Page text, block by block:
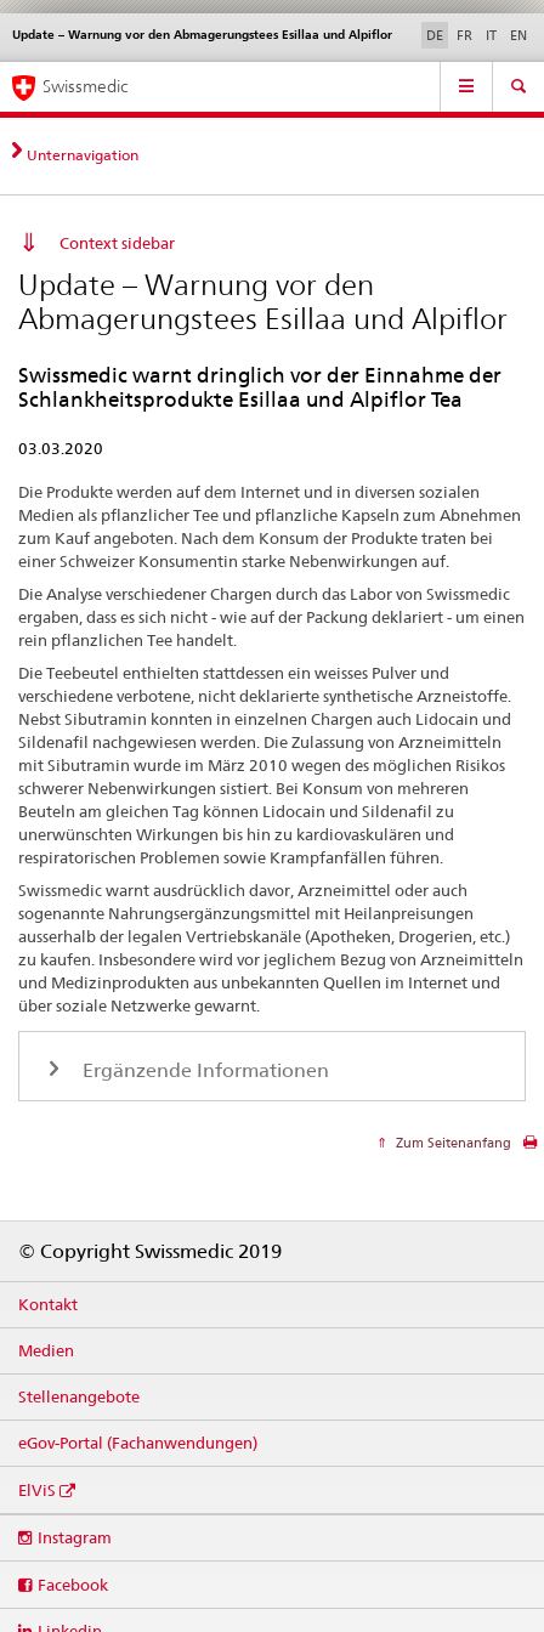
Direktnavigation
News,
Rechtsgrundlagen,
Kontakt
News & Updates Kontakt | Support & Hilfe
Update – Warnung vor den Abmagerungstees Esillaa und Alpiflor
Sprachwahl DE FR IT EN
Service
Hauptnavigation
Swissmedic
Unternavigation
Context sidebar
Update – Warnung vor den
Abmagerungstees Esillaa und Alpiflor
Swissmedic warnt dringlich vor der Einnahme der
Schlankheitsprodukte Esillaa und Alpiflor Tea
03.03.2020
Die Produkte werden auf dem Internet und in diversen sozialen
Medien als pflanzlicher Tee und pflanzliche Kapseln zum Abnehmen
zum Kauf angeboten. Nach dem Konsum der Produkte traten bei
einer Schweizer Konsumentin starke Nebenwirkungen auf.
Die Analyse verschiedener Chargen durch das Labor von Swissmedic
ergaben, dass es sich nicht - wie auf der Packung deklariert - um einen
rein pflanzlichen Tee handelt.
Die Teebeutel enthielten stattdessen ein weisses Pulver und
verschiedene verbotene, nicht deklarierte synthetische Arzneistoffe.
Nebst Sibutramin konnten in einzelnen Chargen auch Lidocain und
Sildenafil nachgewiesen werden. Die Zulassung von Arzneimitteln
mit Sibutramin wurde im März 2010 wegen des möglichen Risikos
schwerer Nebenwirkungen sistiert. Bei Konsum von mehreren
Beuteln am gleichen Tag können Lidocain und Sildenafil zu
unerwünschten Wirkungen bis hin zu kardiovaskulären und
respiratorischen Problemen sowie Krampfanfällen führen.
Swissmedic warnt ausdrücklich davor, Arzneimittel oder auch
sogenannte Nahrungsergänzungsmittel mit Heilanpreisungen
ausserhalb der legalen Vertriebskanäle (Apotheken, Drogerien, etc.)
zu kaufen. Insbesondere wird vor jeglichem Bezug von Arzneimitteln
und Medizinprodukten aus unbekannten Quellen im Internet und
über soziale Netzwerke gewarnt.
Ergänzende Informationen
Zum Seitenanfang
© Copyright Swissmedic 2019
Kontakt
Medien
Stellenangebote
eGov-Portal (Fachanwendungen)
ElViS
media
Instagram
Facebook